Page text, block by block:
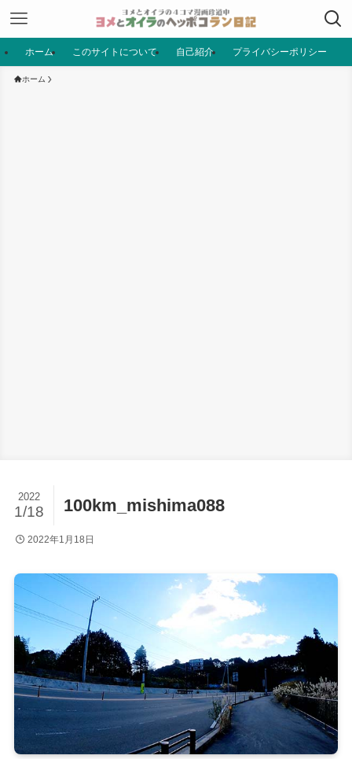
ホーム このサイトについて 自己紹介 プライバシーポリシー
ホーム
100km_mishima088
2022
1/18
2022年1月18日